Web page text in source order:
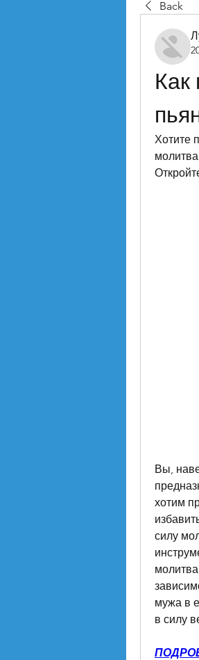
Back
Как
Хотите
Вы,
хотим
силу
мужа в
в силу